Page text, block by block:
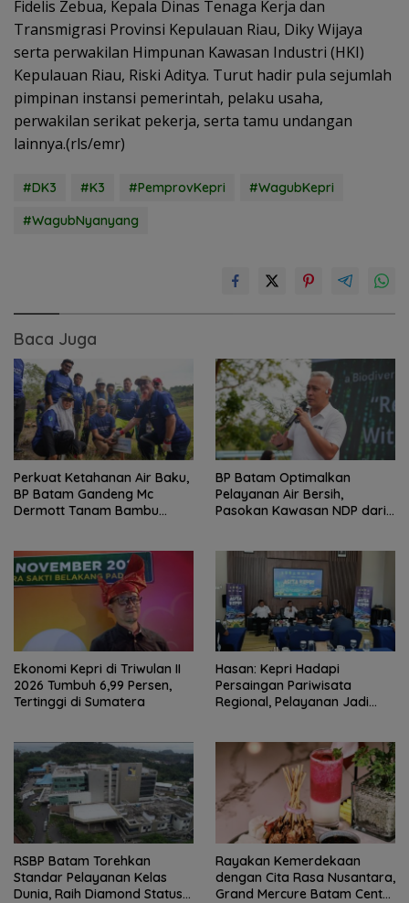
Fidelis Zebua, Kepala Dinas Tenaga Kerja dan
Transmigrasi Provinsi Kepulauan Riau, Diky Wijaya
serta perwakilan Himpunan Kawasan Industri (HKI)
Kepulauan Riau, Riski Aditya. Turut hadir pula sejumlah
pimpinan instansi pemerintah, pelaku usaha,
perwakilan serikat pekerja, serta tamu undangan
lainnya.(rls/emr)
#DK3 #K3 #PemprovKepri
#WagubKepri
#WagubNyanyang
Baca Juga
Perkuat Ketahanan Air Baku,
BP Batam Gandeng Mc
Dermott Tanam Bambu
BP Batam Optimalkan
Pelayanan Air Bersih,
Pasokan Kawasan NDP dari
Ekonomi Kepri di Triwulan II
2026 Tumbuh 6,99 Persen,
Tertinggi di Sumatera
Hasan: Kepri Hadapi
Persaingan Pariwisata
Regional, Pelayanan Jadi
RSBP Batam Torehkan
Standar Pelayanan Kelas
Dunia, Raih Diamond Status
Rayakan Kemerdekaan
dengan Cita Rasa Nusantara,
Grand Mercure Batam Centre